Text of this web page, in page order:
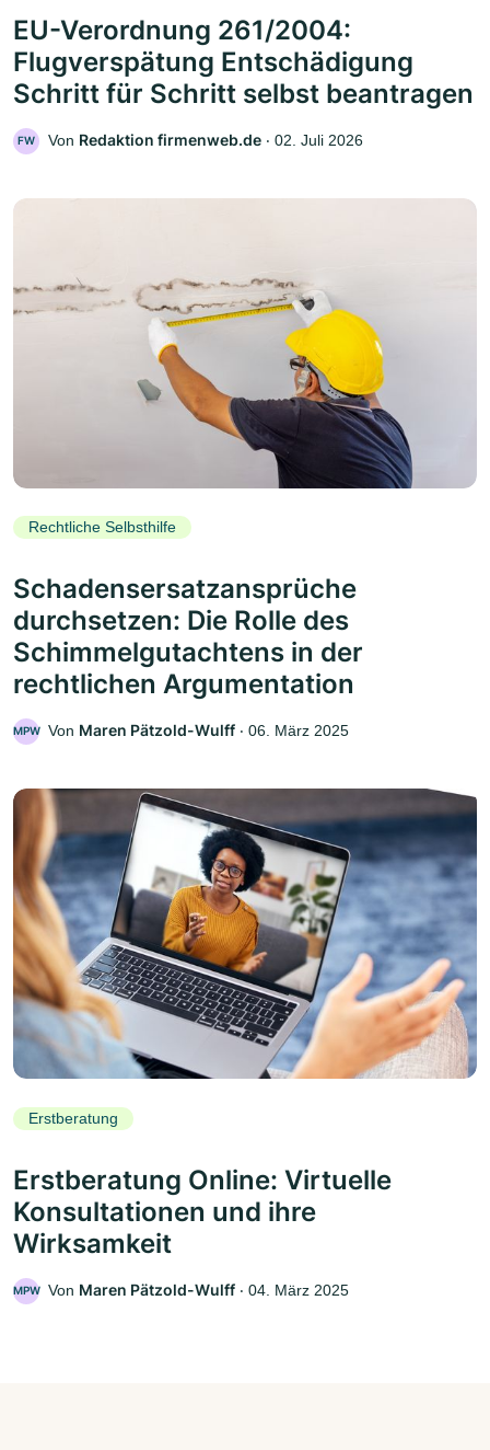
EU-Verordnung 261/2004:
Flugverspätung Entschädigung
Schritt für Schritt selbst beantragen
FW Von Redaktion firmenweb.de ‧ 02. Juli 2026
Rechtliche Selbsthilfe
Schadensersatzansprüche
durchsetzen: Die Rolle des
Schimmelgutachtens in der
rechtlichen Argumentation
MPW Von Maren Pätzold-Wulff ‧ 06. März 2025
Erstberatung
Erstberatung Online: Virtuelle
Konsultationen und ihre
Wirksamkeit
MPW Von Maren Pätzold-Wulff ‧ 04. März 2025